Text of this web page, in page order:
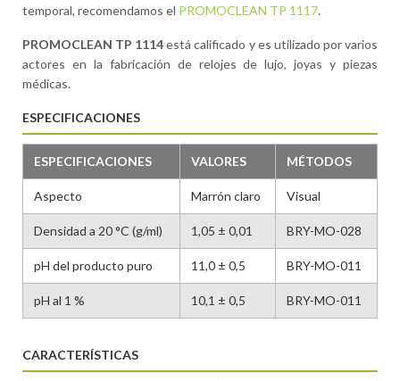
temporal, recomendamos el PROMOCLEAN TP 1117.
PROMOCLEAN TP 1114está calificado y es utilizado por varios
actores en la fabricación de relojes de lujo, joyas y piezas
médicas.
ESPECIFICACIONES
ESPECIFICACIONES VALORES MÉTODOS
Aspecto Marrón claro Visual
Densidad a 20 °C (g/ml) 1,05 ± 0,01 BRY-MO-028
pH del producto puro 11,0 ± 0,5 BRY-MO-011
pH al 1 % 10,1 ± 0,5 BRY-MO-011
CARACTERÍSTICAS